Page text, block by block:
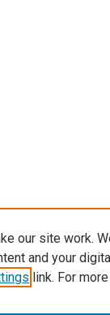
our site work.
and your
link. For